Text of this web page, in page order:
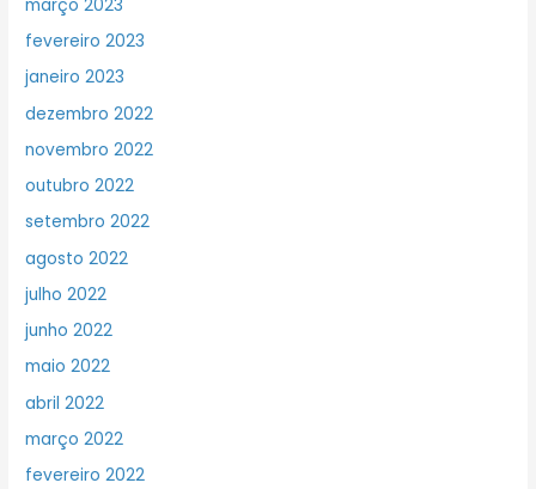
março 2023
fevereiro 2023
janeiro 2023
dezembro 2022
novembro 2022
outubro 2022
setembro 2022
agosto 2022
julho 2022
junho 2022
maio 2022
abril 2022
março 2022
fevereiro 2022